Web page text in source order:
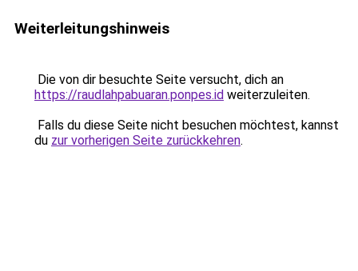
Weiterleitungshinweis
Die von dir besuchte Seite versucht, dich an
https://raudlahpabuaran.ponpes.id weiterzuleiten.
Falls du diese Seite nicht besuchen möchtest, kannst
du zur vorherigen Seite zurückkehren.